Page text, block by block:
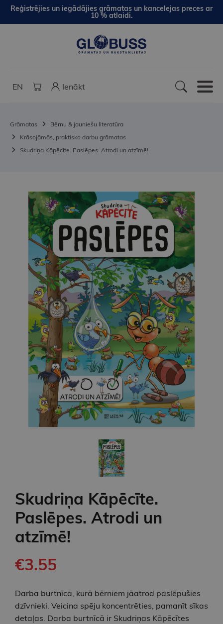
Reģistrējies un iegādājies grāmatas un kancelejas preces ar
10 % atlaidi.
EN Ienākt
Grāmatas
Bērnu & jauniešu literatūra
Krāsojāmās, praktisko darbu grāmatas
Skudriņa Kāpēcīte. Paslēpes. Atrodi un atzīmē!
Skudriņa Kāpēcīte.
Paslēpes. Atrodi un
atzīmē!
€3.55
Darba burtnīca, kurā bērniem jāatrod paslēpušies
dzīvnieki. Veicina spēju koncentrēties, pamanīt sīkas
detaļas. Darba burtnīcā ir Skudriņas Kāpēcītes